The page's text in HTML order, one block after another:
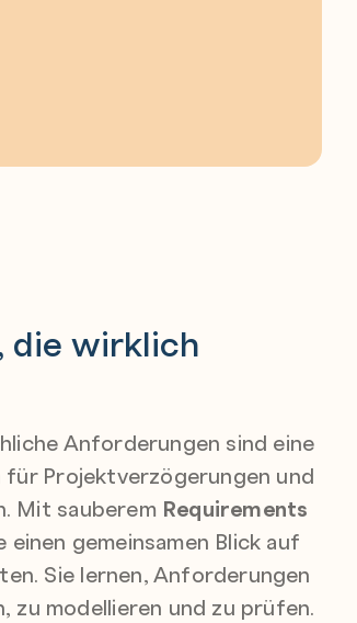
die wirklich
Anforderungen sind eine
Projektverzögerungen und
Mit sauberem Requirements
einen gemeinsamen Blick auf
Sie lernen, Anforderungen
zu modellieren und zu prüfen.